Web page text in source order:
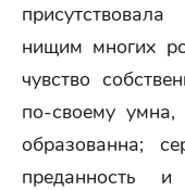
нищим многих
чувство
по-своему
образованна;
преданность